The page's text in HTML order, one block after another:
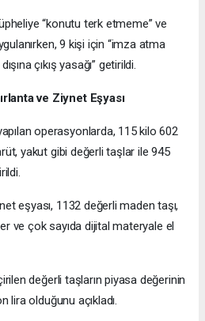
“konutu terk etmeme” ve
9 kişi için “imza atma
çıkış yasağı” getirildi.
ve Ziynet Eşyası
operasyonlarda, 115 kilo 602
yakut gibi değerli taşlar ile 945
eşyası, 1132 değerli maden taşı,
ve çok sayıda dijital materyale el
değerli taşların piyasa değerinin
lira olduğunu açıkladı.